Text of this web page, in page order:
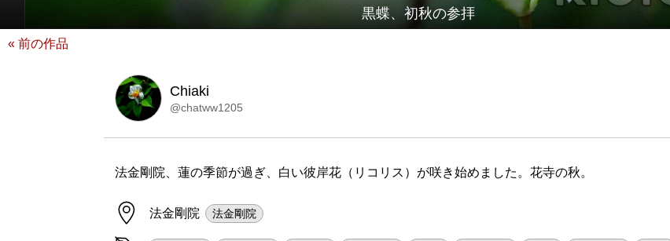
黒蝶、初秋の参拝
« 前の作品
Chiaki
@chatww1205
法金剛院、蓮の季節が過ぎ、白い彼岸花（リコリス）が咲き始めました。花寺の秋。
法金剛院 法金剛院